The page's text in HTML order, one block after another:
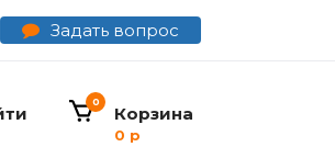
Задать вопрос
Корзина
0
0 р